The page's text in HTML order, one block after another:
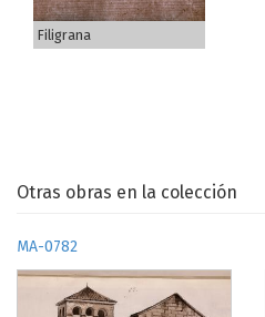
Filigrana
Otras obras en la colección
MA-0782